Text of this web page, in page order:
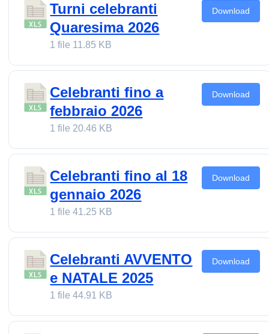
Turni celebranti
Quaresima 2026
1 file 11.85 KB
Download
Celebranti fino a
febbraio 2026
1 file 20.46 KB
Download
Celebranti fino al 18
gennaio 2026
1 file41.25 KB
Download
Celebranti AVVENTO
e NATALE 2025
1 file44.91 KB
Download